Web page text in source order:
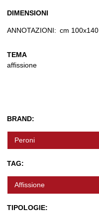
DIMENSIONI
ANNOTAZIONI: cm 100x140
TEMA
affissione
BRAND:
Peroni
TAG:
Affissione
TIPOLOGIE: